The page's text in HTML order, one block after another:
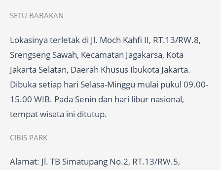
SETU BABAKAN
Lokasinya terletak di Jl. Moch Kahfi II, RT.13/RW.8,
Srengseng Sawah, Kecamatan Jagakarsa, Kota
Jakarta Selatan, Daerah Khusus Ibukota Jakarta.
Dibuka setiap hari Selasa-Minggu mulai pukul 09.00-
15.00 WIB. Pada Senin dan hari libur nasional,
tempat wisata ini ditutup.
CIBIS PARK
Alamat: Jl. TB Simatupang No.2, RT.13/RW.5,